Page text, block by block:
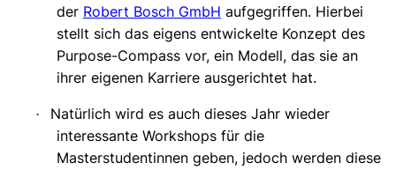
der Robert Bosch GmbH aufgegriffen. Hierbei
stellt sich das eigens entwickelte Konzept des
Purpose-Compass vor, ein Modell, das sie an
ihrer eigenen Karriere ausgerichtet hat.
·
Natürlich wird es auch dieses Jahr wieder
interessante Workshops für die
Masterstudentinnen geben, jedoch werden diese